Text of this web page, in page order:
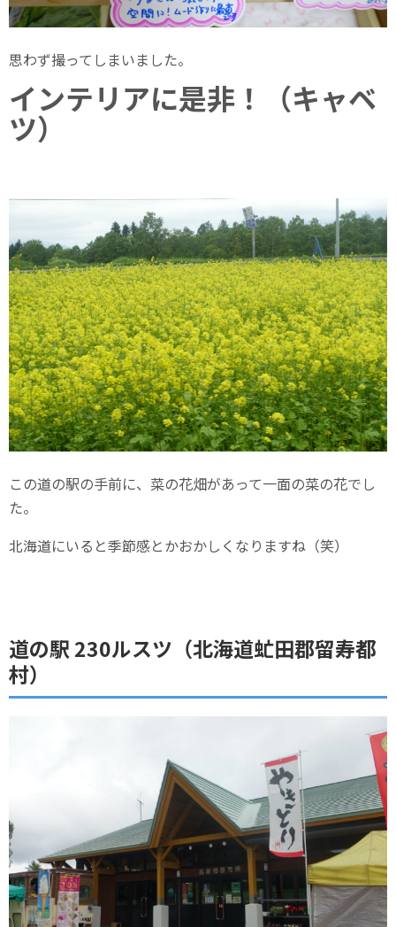
思わず撮ってしまいました。
インテリアに是非！（キャベ
ツ）
この道の駅の手前に、菜の花畑があって一面の菜の花でし
た。
北海道にいると季節感とかおかしくなりますね（笑）
道の駅 230ルスツ（北海道虻田郡留寿都
村）